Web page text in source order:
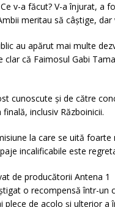
v-a făcut? V-a înjurat, a
meritau să câștige,
au apărut mai multe
clar că Faimosul Gabi
cunoscute și de către
inclusiv Războinicii.
la care se uită
incalificabile este
de producătorii Antena 1
o recompensă într-un
de acolo și ulterior